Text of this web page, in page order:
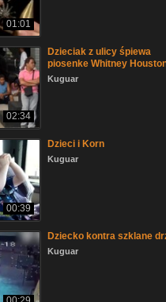
01:01
02:34
Dzieciak z ulicy śpiewa
piosenke Whitney
Kuguar
00:39
Dzieci i Korn
Kuguar
Dziecko kontra szklane
Kuguar